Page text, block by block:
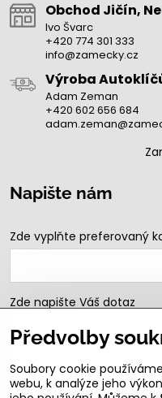
Obchod Jičín,
Ivo Švarc
+420 774 301 333
info@zamecky.cz
Výroba
Adam Zeman
+420 602 656 684
Napište nám
Zde vyplňte preferovaný
Zde napište Váš dotaz
Předvolby
Soubory cookie
webu, k analýze jeho